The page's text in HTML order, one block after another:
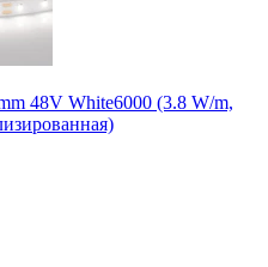
48V White6000 (3.8 W/m,